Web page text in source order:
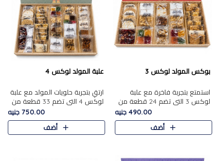
بوكس المولد لوكس 3
استمتع بتجربة فاخرة مع علبة
لوكس 3 التي تضم 24 قطعة من
أشهر حلويات المولد الشرقية
المختارة بعناية. تحتوي التشكيلة
على الجزرية بالفول، والملب..
490.00 جنيه
أضف
علبة المولد لوكس 4
ارتقِ بتجربة حلويات المولد مع علبة
لوكس 4 التي تضم 33 قطعة من
تشكيلة فاخرة ومتنوعة من أشهر
الأصناف الشرقية. تحتوي العلبة على
الجزرية بالفول،..
750.00 جنيه
أضف